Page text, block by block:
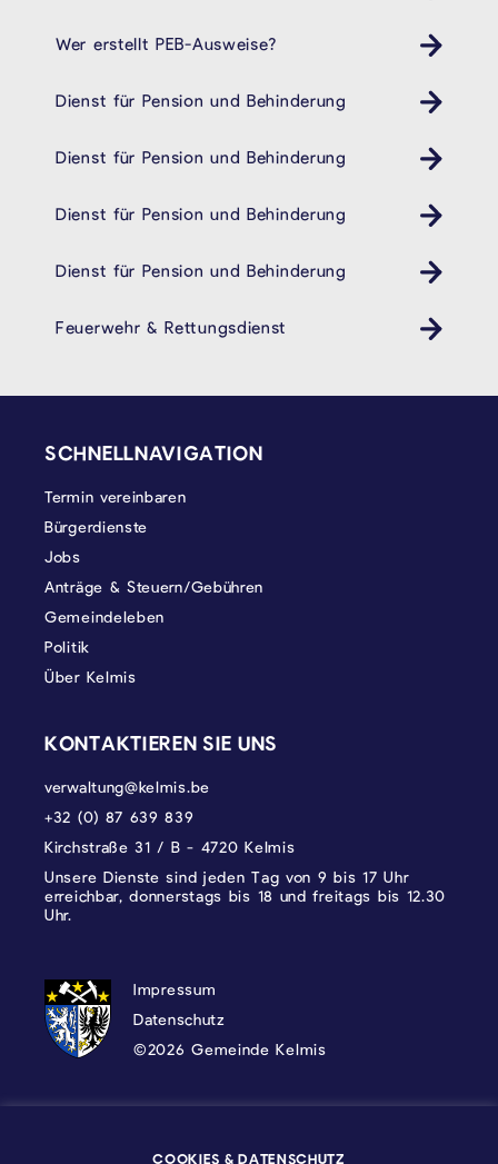
Wer erstellt PEB-Ausweise?
Dienst für Pension und Behinderung
Behindertendienst Pension- und Behindertendienst
Dienst für Pension und Behinderung
Behindertendienst Pension- und Behindertendienst
Dienst für Pension und Behinderung
Behindertendienst Pension- und Behindertendienst
Dienst für Pension und Behinderung
Behindertendienst Pension- und Behindertendienst
Feuerwehr & Rettungsdienst
SCHNELLNAVIGATION
Termin vereinbaren
Bürgerdienste
Jobs
Anträge & Steuern/Gebühren
Gemeindeleben
Politik
Über Kelmis
KONTAKTIEREN SIE UNS
verwaltung@kelmis.be
+32 (0) 87 639 839
Kirchstraße 31 / B - 4720 Kelmis
Unsere Dienste sind jeden Tag von 9 bis 17 Uhr
erreichbar, donnerstags bis 18 und freitags bis 12.30
Uhr.
DATENSCHUTZ, IMPRESSUM UND
Impressum
Datenschutz
©2026 Gemeinde Kelmis
COOKIES & DATENSCHUTZ